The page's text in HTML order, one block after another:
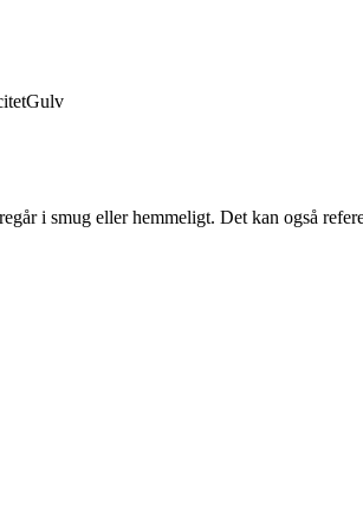
Gulv
i smug eller hemmeligt. Det kan også